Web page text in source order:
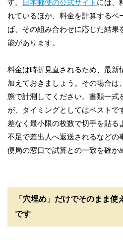
す。 日本郵便の公式サイト には、
れているほか、料金を計算するペ
ば、その組み合わせに応じた結果
能があります。
料金は時折見直されるため、最新
加えておきましょう。その場合は
態で計測してください。書類一式
が、タイミングとしてはベストで
差なく最小限の枚数で切手を貼る
不足で差出人へ返送されるなどの
便局の窓口で試算との一致を確か
「穴埋め」だけでそのまま
です